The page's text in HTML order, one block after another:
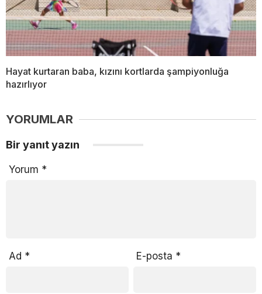
Hayat kurtaran baba, kızını kortlarda şampiyonluğa
hazırlıyor
YORUMLAR
Bir yanıt yazın
Yorum *
Ad * E-posta *